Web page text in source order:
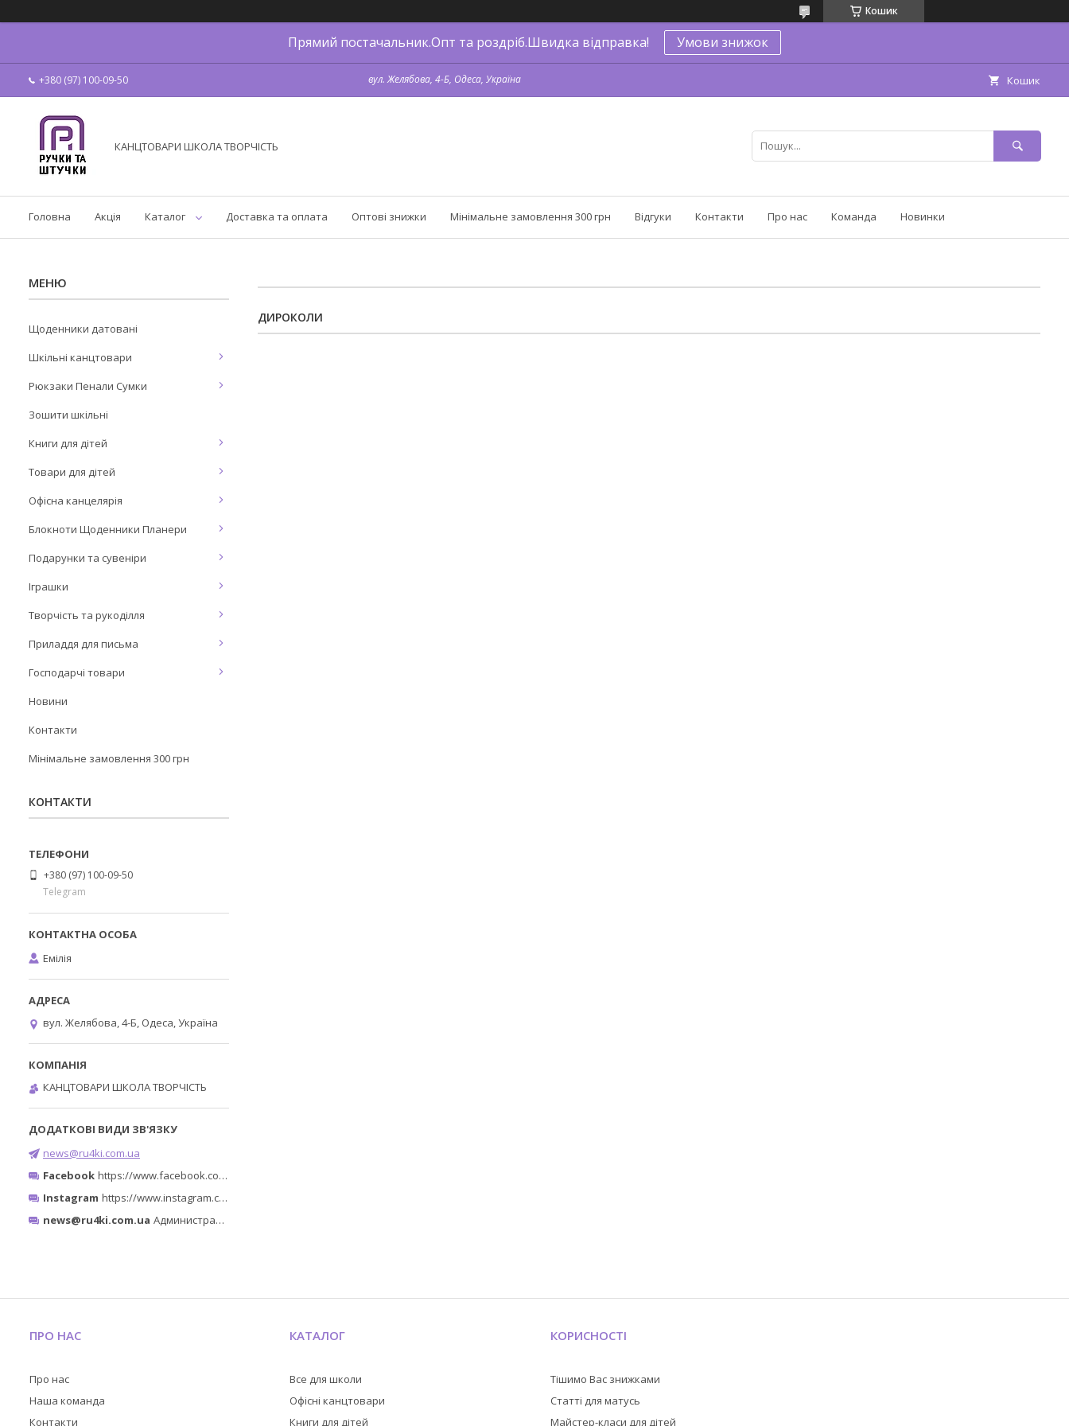
Кошик
Прямий постачальник.Опт та роздріб.Швидка відправка! Умови знижок
+380 (97) 100-09-50 вул. Желябова, 4-Б, Одеса, Україна Кошик
КАНЦТОВАРИ ШКОЛА ТВОРЧІСТЬ
Головна Акція Каталог Доставка та оплата Оптові знижки Мінімальне замовлення 300 грн Відгуки Контакти Про нас Команда Новинки
ДИРОКОЛИ
Щоденники датовані
Шкільні канцтовари
Рюкзаки Пенали Сумки
Зошити шкільні
Книги для дітей
Товари для дітей
Офісна канцелярія
Блокноти Щоденники Планери
Подарунки та сувеніри
Іграшки
Творчість та рукоділля
Приладдя для письма
Господарчі товари
Новини
Контакти
Мінімальне замовлення 300 грн
КОНТАКТИ
+380 (97) 100-09-50
Telegram
Емілія
вул. Желябова, 4-Б, Одеса, Україна
КАНЦТОВАРИ ШКОЛА ТВОРЧІСТЬ
news@ru4ki.com.ua
Facebook https://www.facebook.com/ru4ki.com.ua/
Instagram https://www.instagram.com/ruchki_ta_shtuchki/
news@ru4ki.com.ua Администратор
ПРО НАС
Про нас
Наша команда
Контакти
КАТАЛОГ
Все для школи
Офісні канцтовари
Книги для дітей
КОРИСНОСТІ
Тішимо Вас знижками
Статті для матусь
Майстер-класи для дітей